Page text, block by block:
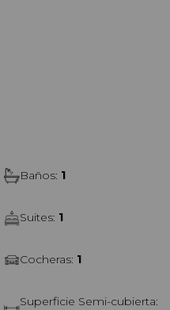
Baños: 1
Suites: 1
Cocheras: 1
Superficie Semi-cubierta: